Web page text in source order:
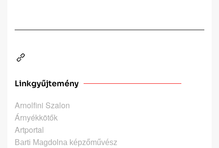
Linkgyűjtemény
Arnolfini Szalon
Árnyékkötők
Artportal
Barti Magdolna képzőművész